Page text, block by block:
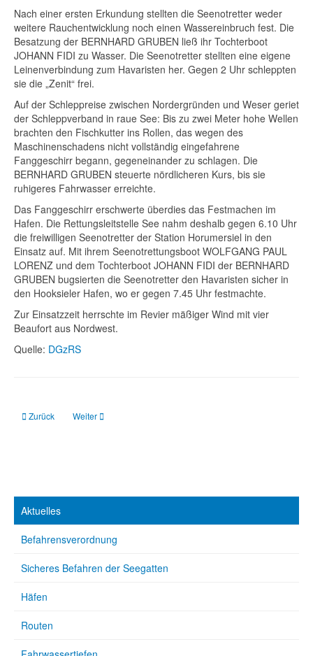
Nach einer ersten Erkundung stellten die Seenotretter weder
weitere Rauchentwicklung noch einen Wassereinbruch fest. Die
Besatzung der BERNHARD GRUBEN ließ ihr Tochterboot
JOHANN FIDI zu Wasser. Die Seenotretter stellten eine eigene
Leinenverbindung zum Havaristen her. Gegen 2 Uhr schleppten
sie die „Zenit“ frei.
Auf der Schleppreise zwischen Nordergründen und Weser geriet
der Schleppverband in raue See: Bis zu zwei Meter hohe Wellen
brachten den Fischkutter ins Rollen, das wegen des
Maschinenschadens nicht vollständig eingefahrene
Fanggeschirr begann, gegeneinander zu schlagen. Die
BERNHARD GRUBEN steuerte nördlicheren Kurs, bis sie
ruhigeres Fahrwasser erreichte.
Das Fanggeschirr erschwerte überdies das Festmachen im
Hafen. Die Rettungsleitstelle See nahm deshalb gegen 6.10 Uhr
die freiwilligen Seenotretter der Station Horumersiel in den
Einsatz auf. Mit ihrem Seenotrettungsboot WOLFGANG PAUL
LORENZ und dem Tochterboot JOHANN FIDI der BERNHARD
GRUBEN bugsierten die Seenotretter den Havaristen sicher in
den Hooksieler Hafen, wo er gegen 7.45 Uhr festmachte.
Zur Einsatzzeit herrschte im Revier mäßiger Wind mit vier
Beaufort aus Nordwest.
Quelle: DGzRS
Vorheriger Beitrag: Eider: Ansteuerungstonne ersetzt
Zurück Nächster Beitrag: DGzRS: Granatkutter in Schlepp
Weiter
Aktuelles
Befahrensverordnung
Sicheres Befahren der Seegatten
Häfen
Routen